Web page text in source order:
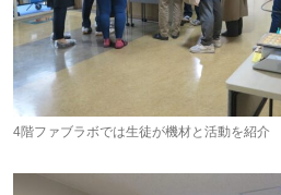
4階ファブラボでは生徒が機材と活動を紹介